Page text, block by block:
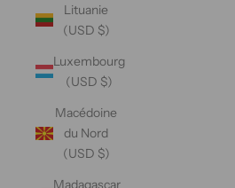
Lituanie
(USD $)
Luxembourg
(USD $)
Macédoine
du Nord
(USD $)
Madagascar